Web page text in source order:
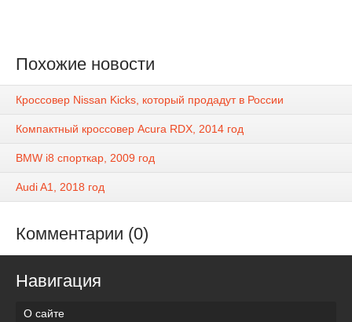
Похожие новости
Кроссовер Nissan Kicks, который продадут в России
Компактный кроссовер Acura RDX, 2014 год
BMW i8 спорткар, 2009 год
Audi A1, 2018 год
Комментарии (0)
Навигация
О сайте